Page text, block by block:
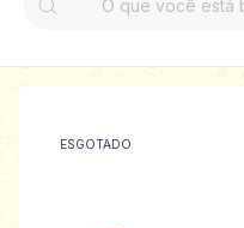
ESGOTADO